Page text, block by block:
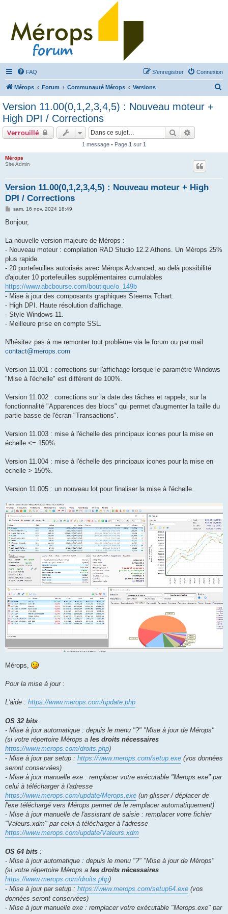
FAQ Connexion
S’enregistrer
Mérops Forum Communauté Mérops Versions
Version 11.00(0,1,2,3,4,5) : Nouveau moteur +
High DPI / Corrections
Verrouillé Rechercher
1 message • Page 1 sur 1
Mérops
Site Admin
Version 11.00(0,1,2,3,4,5) : Nouveau moteur + High
DPI / Corrections
M
s
g
sam. 16 nov. 2024 18:49
Bonjour,
La nouvelle version majeure de Mérops :
- Nouveau moteur : compilation RAD Studio 12.2 Athens. Un Mérops 25%
plus rapide.
- 20 portefeuilles autorisés avec Mérops Advanced, au delà possibilité
d'ajouter 10 portefeuilles supplémentaires cumulables
https://www.abcbourse.com/boutique/o_149b
- Mise à jour des composants graphiques Steema Tchart.
- High DPI. Haute résolution d'affichage.
- Style Windows 11.
- Meilleure prise en compte SSL.
N'hésitez pas à me remonter tout problème via le forum ou par mail
contact@merops.com
Version 11.001 : corrections sur l'affichage lorsque le paramètre Windows
"Mise à l'échelle" est différent de 100%.
Version 11.002 : corrections sur la date des tâches et rappels, sur la
fonctionnalité "Apparences des blocs" qui permet d'augmenter la taille du
partie basse de l'écran "Transactions".
Version 11.003 : mise à l'échelle des principaux icones pour la mise en
échelle <= 150%.
Version 11.004 : mise à l'échelle des principaux icones pour la mise en
échelle > 150%.
Version 11.005 : un nouveau lot pour finaliser la mise à l'échelle.
Mérops,
Pour la mise à jour :
L'aide : https://www.merops.com/update.php
OS 32 bits
- Mise à jour automatique : depuis le menu "?" "Mise à jour de Mérops"
(si votre répertoire Mérops a les droits nécessaires
https://www.merops.com/droits.php)
- Mise à jour par setup : https://www.merops.com/setup.exe (vos données
seront conservées)
- Mise à jour manuelle exe : remplacer votre exécutable "Merops.exe" par
celui à télécharger à l'adresse
https://www.merops.com/update/Merops.exe (un glisser / déplacer de
l'exe téléchargé vers Mérops permet de le remplacer automatiquement)
- Mise à jour manuelle de l'assistant de saisie : remplacer votre fichier
"Valeurs.xdm" par celui à télécharger à l'adresse
https://www.merops.com/update/Valeurs.xdm
OS 64 bits :
- Mise à jour automatique : depuis le menu "?" "Mise à jour de Mérops"
(si votre répertoire Mérops a les droits nécessaires
https://www.merops.com/droits.php)
- Mise à jour par setup : https://www.merops.com/setup64.exe (vos
données seront conservées)
- Mise à jour manuelle exe : remplacer votre exécutable "Merops.exe" par